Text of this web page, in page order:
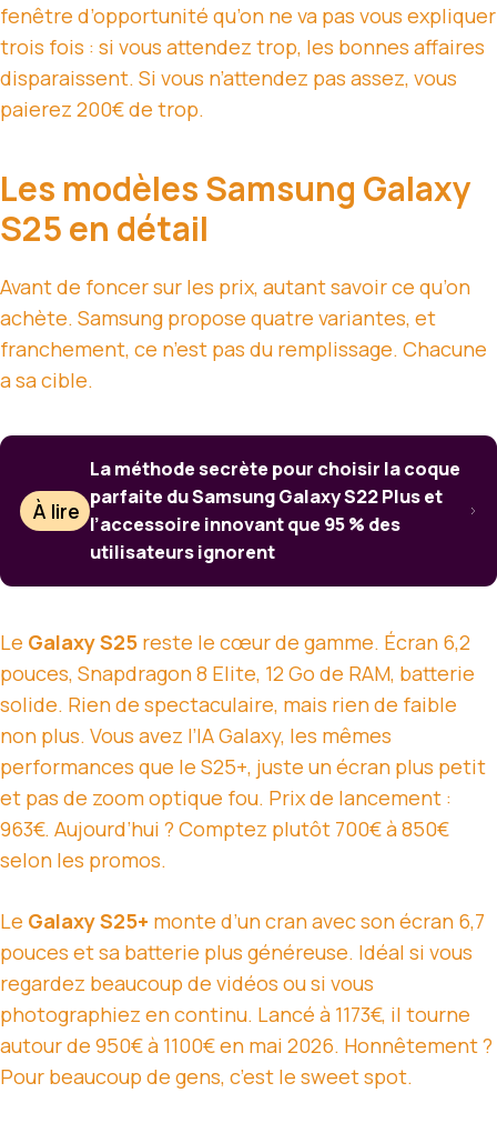
fenêtre d’opportunité qu’on ne va pas vous expliquer
trois fois : si vous attendez trop, les bonnes affaires
disparaissent. Si vous n’attendez pas assez, vous
paierez 200€ de trop.
Les modèles Samsung Galaxy
S25 en détail
Avant de foncer sur les prix, autant savoir ce qu’on
achète. Samsung propose quatre variantes, et
franchement, ce n’est pas du remplissage. Chacune
a sa cible.
À lire
La méthode secrète pour choisir la coque
parfaite du Samsung Galaxy S22 Plus et
l’accessoire innovant que 95 % des
utilisateurs ignorent
Le Galaxy S25 reste le cœur de gamme. Écran 6,2
pouces, Snapdragon 8 Elite, 12 Go de RAM, batterie
solide. Rien de spectaculaire, mais rien de faible
non plus. Vous avez l’IA Galaxy, les mêmes
performances que le S25+, juste un écran plus petit
et pas de zoom optique fou. Prix de lancement :
963€. Aujourd’hui ? Comptez plutôt 700€ à 850€
selon les promos.
Le Galaxy S25+ monte d’un cran avec son écran 6,7
pouces et sa batterie plus généreuse. Idéal si vous
regardez beaucoup de vidéos ou si vous
photographiez en continu. Lancé à 1173€, il tourne
autour de 950€ à 1100€ en mai 2026. Honnêtement ?
Pour beaucoup de gens, c’est le sweet spot.